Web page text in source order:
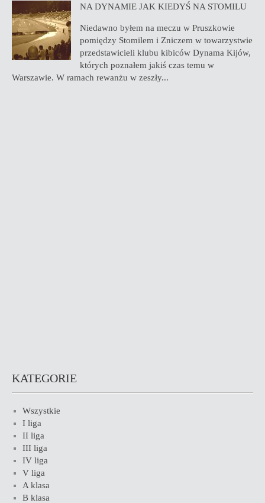
NA DYNAMIE JAK KIEDYŚ NA STOMILU
Niedawno byłem na meczu w Pruszkowie
pomiędzy Stomilem i Zniczem w towarzystwie
przedstawicieli klubu kibiców Dynama Kijów,
których poznałem jakiś czas temu w
Warszawie. W ramach rewanżu w zeszły...
KATEGORIE
Wszystkie
I liga
II liga
III liga
IV liga
V liga
A klasa
B klasa